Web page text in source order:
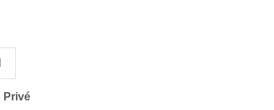
Privé